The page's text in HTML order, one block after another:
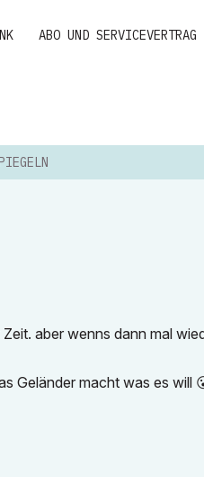
ABO UND SERVICEVERTRAG
aber wenns dann mal
Geländer macht was es will